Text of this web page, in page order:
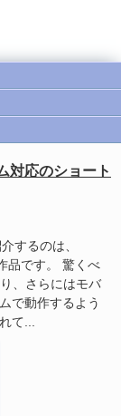
対応のショート
するのは、
品です。 驚くべ
、さらにはモバ
で動作するよう
て...